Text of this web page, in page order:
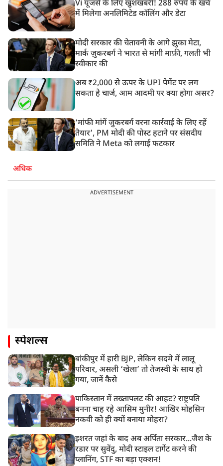
Vi यूजर्स के लिए खुशखबरी! 288 रुपये के खर्च
में मिलेगा अनलिमिटेड कॉलिंग और डेटा
मोदी सरकार की चेतावनी के आगे झुका मेटा,
मार्क ज़ुकरबर्ग ने भारत से मांगी माफ़ी, गलती भी
स्वीकार की
अब ₹2,000 से ऊपर के UPI पेमेंट पर लग
सकता है चार्ज, आम आदमी पर क्या होगा असर?
‘मांफी मांगें जुकरबर्ग वरना कार्रवाई के लिए रहें
तैयार’, PM मोदी की पोस्ट हटाने पर संसदीय
समिति ने Meta को लगाई फटकार
अधिक
ADVERTISEMENT
स्पेशल्स
बांकीपुर में हारी BJP, लेकिन सदमे में लालू
परिवार, असली ‘खेला’ तो तेजस्वी के साथ हो
गया, जानें कैसे
पाकिस्तान में तख्तापलट की आहट? राष्ट्रपति
बनना चाह रहे आसिम मुनीर! आखिर मोहसिन
नकवी को ही क्यों बनाया मोहरा?
इशरत जहां के बाद अब अर्पिता सरकार...जैश के
रडार पर सुवेंदु, मोदी स्टाइल टार्गेट करने की
प्लानिंग, STF का बड़ा एक्शन!